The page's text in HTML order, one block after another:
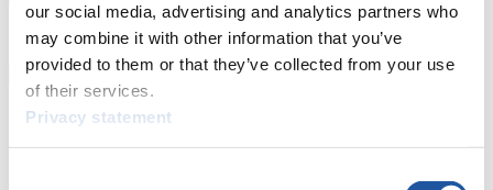
our social media, advertising and analytics partners who
may combine it with other information that you’ve
provided to them or that they’ve collected from your use
of their services.
Privacy statement
Naturbahn
Zielgruppen Anzeigen
Für Presse- und Medienvertreter